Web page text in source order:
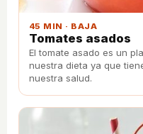
45 MIN · BAJA
Tomates asados
El tomate asado es un
nuestra dieta ya que
nuestra salud.